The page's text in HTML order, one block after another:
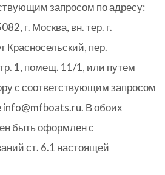
запросом по адресу:
г. Москва, вн. тер. г.
Красносельский, пер.
1, помещ. 11/1, или путем
с соответствующим запросом
info@mfboats.ru. В обоих
быть оформлен с
ст. 6.1 настоящей